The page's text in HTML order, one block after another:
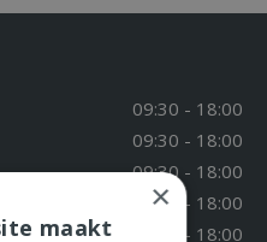
09:30 - 18:00
09:30 - 18:00
09:30 - 18:00
09:30 - 18:00
09:30 - 18:00
×
maakt